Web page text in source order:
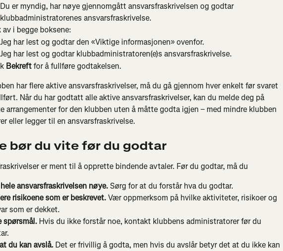
Du er myndig, har nøye gjennomgått ansvarsfraskrivelsen og godtar
klubbadministratorenes ansvarsfraskrivelse.
av i begge boksene:
Jeg har lest og godtar den «Viktige informasjonen» ovenfor.
Jeg har lest og godtar klubbadministratoren(e)s ansvarsfraskrivelse.
Bekreft for å fullføre godtakelsen.
har flere aktive ansvarsfraskrivelser, må du gå gjennom hver enkelt før svaret
Når du har godtatt alle aktive ansvarsfraskrivelser, kan du melde deg på
arrangementer for den klubben uten å måtte godta igjen – med mindre klubben
eller legger til en ansvarsfraskrivelse.
bør du vite før du godtar
er ment til å opprette bindende avtaler. Før du godtar, må du
ansvarsfraskrivelsen nøye. Sørg for at du forstår hva du godtar.
risikoene som er beskrevet. Vær oppmerksom på hvilke aktiviteter, risikoer og
som er dekket.
spørsmål. Hvis du ikke forstår noe, kontakt klubbens administratorer før du
du kan avslå. Det er frivillig å godta, men hvis du avslår betyr det at du ikke kan